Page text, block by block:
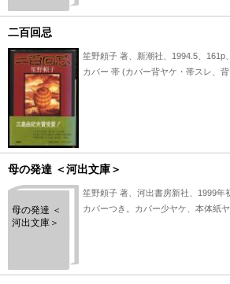
二百回忌
笙野頼子 著、新潮社、1994.5、161p
カバー 帯 (カバー背ヤケ・帯スレ、
母の発達 ＜河出文庫＞
母の発達 ＜
河出文庫＞
笙野頼子 著、河出書房新社、1999年
カバーつき。カバー少ヤケ、本体紙ヤ